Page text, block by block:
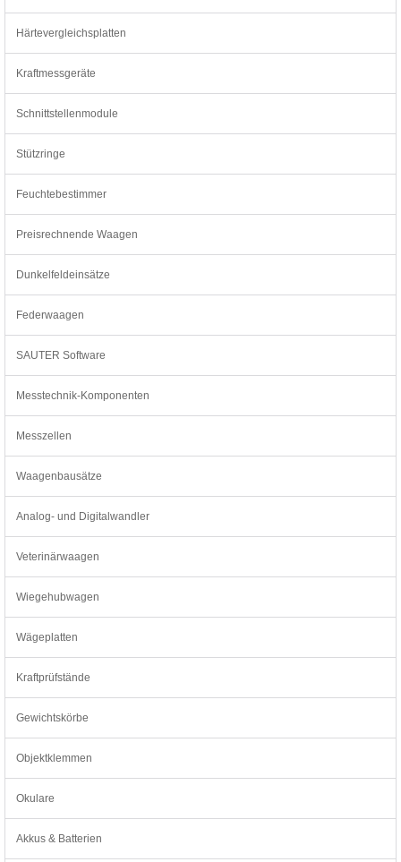
Härtevergleichsplatten
Kraftmessgeräte
Schnittstellenmodule
Stützringe
Feuchtebestimmer
Preisrechnende Waagen
Dunkelfeldeinsätze
Federwaagen
SAUTER Software
Messtechnik-Komponenten
Messzellen
Waagenbausätze
Analog- und Digitalwandler
Veterinärwaagen
Wiegehubwagen
Wägeplatten
Kraftprüfstände
Gewichtskörbe
Objektklemmen
Okulare
Akkus & Batterien